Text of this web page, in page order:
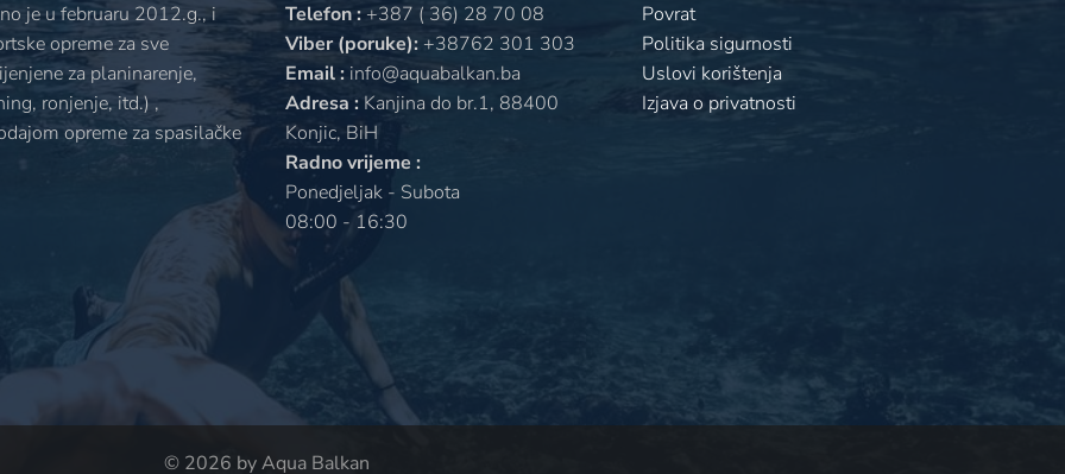
je u februaru 2012.g., i
opreme za sve
za planinarenje,
ronjenje, itd.) ,
opreme za spasilačke
Telefon : +387 ( 36) 28 70 08
Viber (poruke): +38762 301 303
Email : info@aquabalkan.ba
Adresa : Kanjina do br.1, 88400
Konjic, BiH
Radno vrijeme :
Ponedjeljak - Subota
08:00 - 16:30
Povrat
Politika sigurnosti
Uslovi korištenja
Izjava o privatnosti
© 2026 by Aqua Balkan